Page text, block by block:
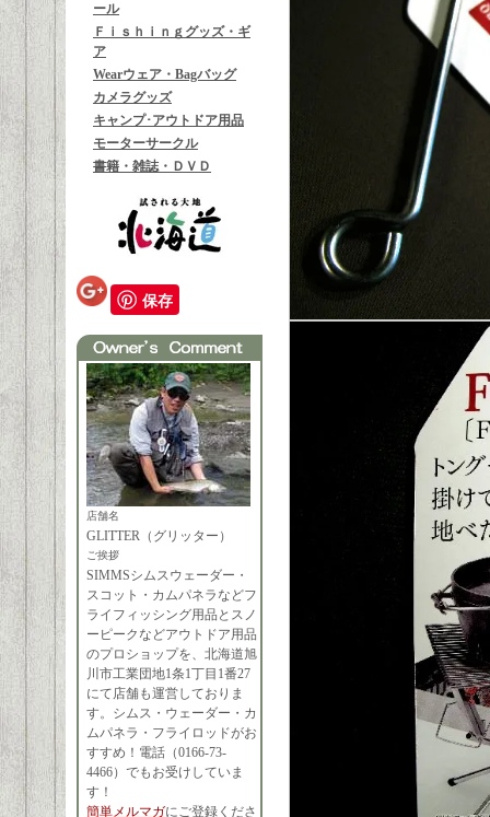
ール
Ｆｉｓｈｉｎｇグッズ・ギ
ア
Wearウェア・Bagバッグ
カメラグッズ
キャンプ･アウトドア用品
モーターサークル
書籍・雑誌・ＤＶＤ
保存
店舗名
GLITTER（グリッター）
ご挨拶
SIMMSシムスウェーダー・
スコット・カムパネラなどフ
ライフィッシング用品とスノ
ーピークなどアウトドア用品
のプロショップを、北海道旭
川市工業団地1条1丁目1番27
にて店舗も運営しておりま
す。シムス・ウェーダー・カ
ムパネラ・フライロッドがお
すすめ！電話（0166-73-
4466）でもお受けしていま
す！
簡単メルマガにご登録くださ